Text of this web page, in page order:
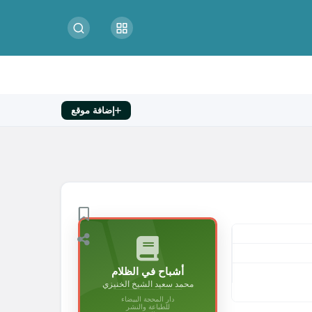
إضافة موقع
أشباح في الظلام
محمد سعيد الشيخ الخنيزي
دار المحجة البيضاء
للطباعة والنشر